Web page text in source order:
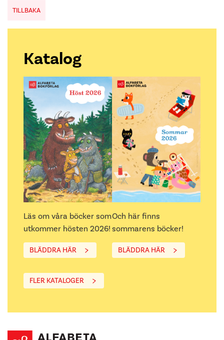
TILLBAKA
Katalog
Läs om våra böcker som
utkommer hösten 2026!
BLÄDDRA HÄR
Och här finns
sommarens böcker!
BLÄDDRA HÄR
FLER KATALOGER